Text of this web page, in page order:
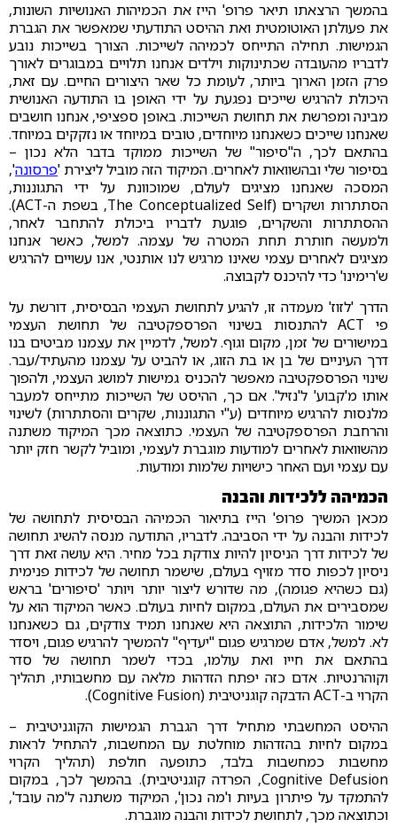
בהמשך הרצאתו תיאר פרופ' הייז את הכמיהות האנושיות השונות,
את פעולתן האוטומטית ואת ההיסט התודעתי שמאפשר את הגברת
הגמישות. תחילה התייחס לכמיהה לשייכות. הצורך בשייכות נובע
לדבריו מהעובדה שכתינוקות וילדים אנחנו תלויים במבוגרים לאורך
פרק הזמן הארוך ביותר, לעומת כל שאר היצורים החיים. עם זאת,
היכולת להרגיש שייכים נפגעת על ידי האופן בו התודעה האנושית
מבינה ומפרשת את תחושת השייכות. באופן ספציפי, אנחנו חושבים
שאנחנו שייכים כשאנחנו מיוחדים, טובים במיוחד או נזקקים במיוחד.
בהתאם לכך, ה"סיפור" של השייכות ממוקד בדבר הלא נכון –
בסיפור שלי ובהשוואות לאחרים. המיקוד הזה מוביל ליצירת 'פרסונה',
המסכה שאנחנו מציגים לעולם, שמוכוונת על ידי התגוננות,
הסתתרות ושקרים (The Conceptualized Self, בשפת ה-ACT).
ההסתתרות והשקרים, פוגעת לדבריו ביכולת להתחבר לאחר,
ולמעשה חותרת תחת המטרה של עצמה. למשל, כאשר אנחנו
מציגים לאחרים עצמי שאינו מרגיש לנו אותנטי, אנו עשויים להרגיש
ש'רימינו' כדי להיכנס לקבוצה.
הדרך 'לזוז' מעמדה זו, להגיע לתחושת העצמי הבסיסית, דורשת על
פי ACT להתנסות בשינוי הפרספקטיבה של תחושת העצמי
במישורים של זמן, מקום וגוף. למשל, לדמיין את עצמנו מביטים בנו
דרך העיניים של בן או בת הזוג, או להביט על עצמנו מהעתיד/עבר.
שינוי הפרספקטיבה מאפשר להכניס גמישות למושג העצמי, ולהפוך
אותו מ'קבוע' ל'נזיל'. אם כך, ההיסט של השייכות מתייחס למעבר
מלנסות להרגיש מיוחדים (ע"י התגוננות, שקרים והסתתרות) לשינוי
והרחבת הפרספקטיבה של העצמי. כתוצאה מכך המיקוד משתנה
מהשוואות לאחרים למודעות מוגברת לעצמי, ומוביל לקשר חזק יותר
עם עצמי ועם האחר כישויות שלמות ומודעות.
הכמיהה ללכידות והבנה
מכאן המשיך פרופ' הייז בתיאור הכמיהה הבסיסית לתחושה של
לכידות והבנה על ידי הסביבה. לדבריו, התודעה מנסה להשיג תחושה
של לכידות דרך הניסיון להיות צודקת בכל מחיר. היא עושה זאת דרך
ניסיון לכפות סדר מזויף בעולם, שישמר תחושה של לכידות פנימית
(גם כשהיא פגומה), מה שדורש ליצור יותר ויותר 'סיפורים' בראש
שמסבירים את העולם, במקום לחיות בעולם. כאשר המיקוד הוא על
שימור הלכידות, התוצאה היא שאנחנו תמיד צודקים, גם כשאנחנו
לא. למשל, אדם שמרגיש פגום "יעדיף" להמשיך להרגיש פגום, ויסדר
בהתאם את חייו ואת עולמו, בכדי לשמר תחושה של סדר
וקוהרנטיות. אדם כזה יפתח הזדהות מלאה עם מחשבותיו, תהליך
הקרוי ב-ACT הדבקה קוגניטיבית (Cognitive Fusion).
ההיסט המחשבתי מתחיל דרך הגברת הגמישות הקוגניטיבית –
במקום לחיות בהזדהות מוחלטת עם המחשבות, להתחיל לראות
מחשבות כמחשבות בלבד, כתופעה חולפת (תהליך הקרוי
Cognitive Defusion, הפרדה קוגניטיבית). בהמשך לכך, במקום
להתמקד על פיתרון בעיות ו'מה נכון', המיקוד משתנה ל'מה עובד',
וכתוצאה מכך, לתחושת לכידות והבנה מוגברת.